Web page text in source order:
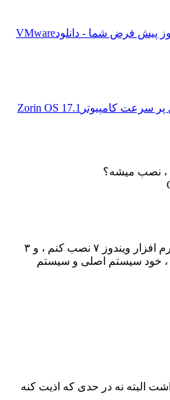
فرض شما - دانلود VMware
Zorin OS 17.1
میشه؟
روی این سیستم اگه توی این نرم افزار ویندوز ۷ نصب کنم ، و ۳
سیستم اصلی و سیستم
نه در حدی که اذیت کنه